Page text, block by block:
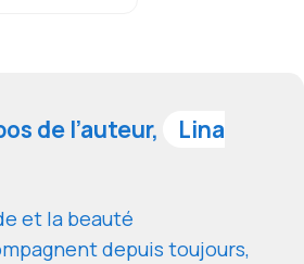
de l’auteur,
Lina
et la beauté
depuis toujours,